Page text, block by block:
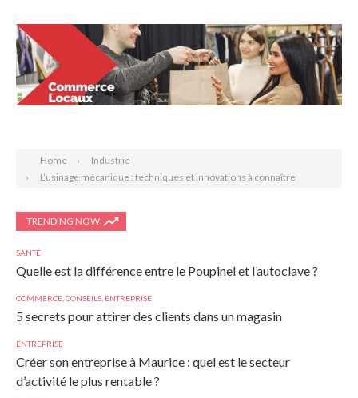
Home
Industrie
L’usinage mécanique : techniques et innovations à connaître
TRENDING NOW
SANTÉ
Quelle est la différence entre le Poupinel et l’autoclave ?
COMMERCE CONSEILS ENTREPRISE
5 secrets pour attirer des clients dans un magasin
ENTREPRISE
Créer son entreprise à Maurice : quel est le secteur
d’activité le plus rentable ?